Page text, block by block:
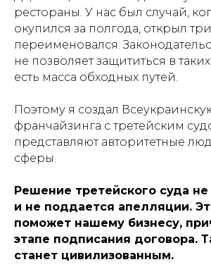
рестораны. У нас был случай,
окупился за полгода, открыл
переименовался.
не позволяет защититься в
есть масса обходных путей.
Поэтому я создал
франчайзинга с третейским
представляют авторитетные
сферы.
Решение третейского суда не
и не поддается апелляции.
поможет нашему бизнесу,
этапе подписания договора.
станет цивилизованным.